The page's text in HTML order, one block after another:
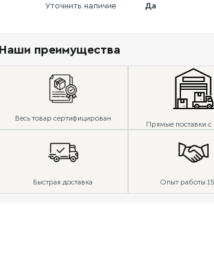
Уточнить наличие Да
Наши преимущества
Весь товар сертифицирован
Прямые поставки с
Быстрая доставка Опыт работы